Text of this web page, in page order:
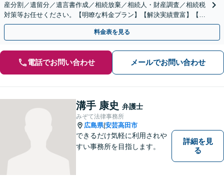
産分割／遺留分／遺言書作成／相続放棄／相続人・財産調査／相続税
対策等お任せください。【明瞭な料金プラン】【解決実績豊富】【電
話相談可】
料金表を見る
電話でお問い合わせ メールでお問い合わせ
溝手 康史 弁護士
みぞて法律事務所
広島県|安芸高田市
できるだけ気軽に利用されや
すい事務所を目指します。
詳細を見
る